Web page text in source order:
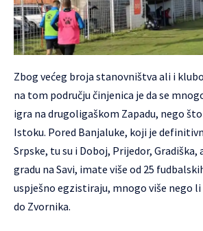
Zbog većeg broja stanovništva ali i
na tom području činjenica je da se
igra na drugoligaškom Zapadu, nego
Istoku. Pored Banjaluke, koji je
Srpske, tu su i Doboj, Prijedor, Gradiška,
gradu na Savi, imate više od 25
uspješno egzistiraju, mnogo više nego
do Zvornika.